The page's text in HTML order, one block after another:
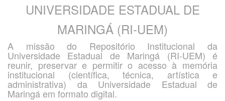
UNIVERSIDADE ESTADUAL DE
MARINGÁ (RI-UEM)
A missão do Repositório Institucional da
Universidade Estadual de Maringá (RI-UEM) é
reunir, preservar e permitir o acesso à memória
institucional (científica, técnica, artística e
administrativa) da Universidade Estadual de
Maringá em formato digital.